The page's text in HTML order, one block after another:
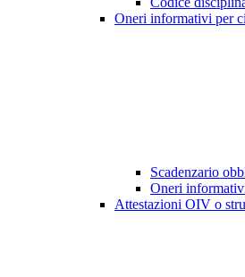
Oneri informativi per
Scadenzario
Oneri
Attestazioni OIV o